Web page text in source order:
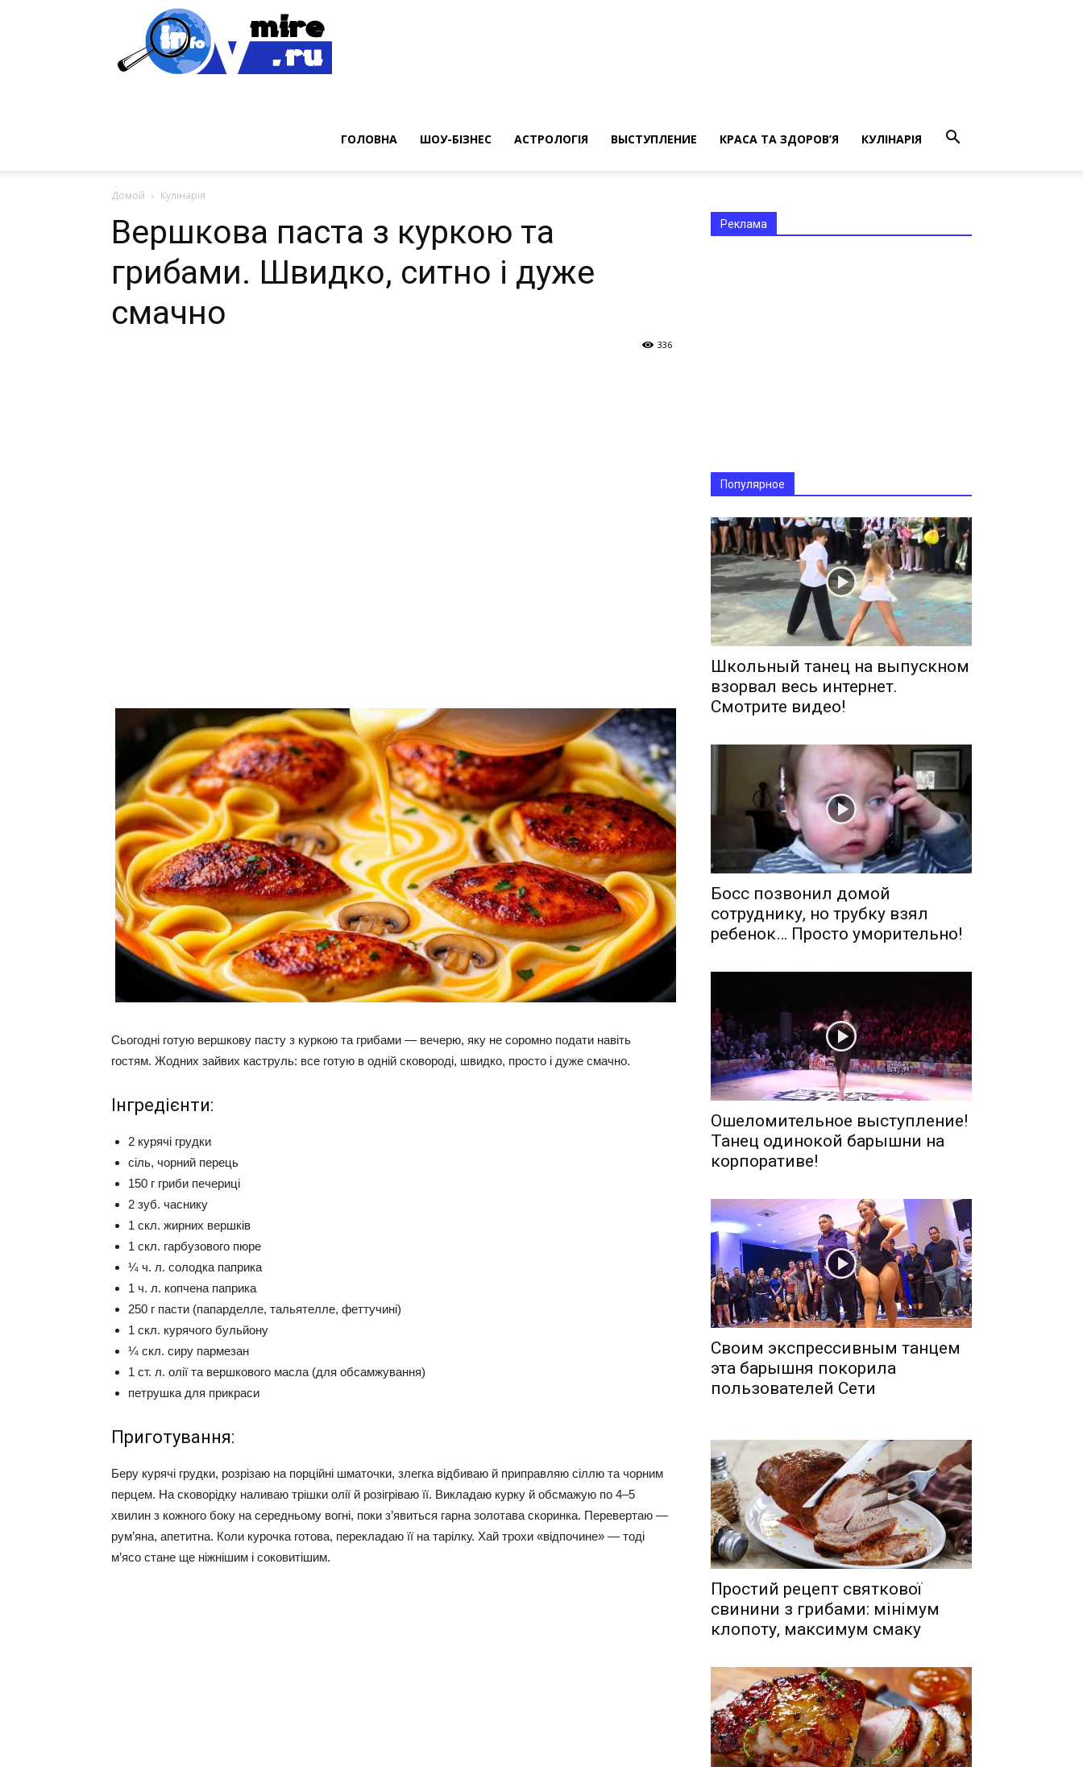
ГОЛОВНА ШОУ-БІЗНЕС АСТРОЛОГІЯ ВЫСТУПЛЕНИЕ КРАСА ТА ЗДОРОВ’Я КУЛІНАРІЯ
Домой Кулінарія
Вершкова паста з куркою та
грибами. Швидко, ситно і дуже
смачно
336
Сьогодні готую вершкову пасту з куркою та грибами — вечерю, яку не соромно подати навіть
гостям. Жодних зайвих каструль: все готую в одній сковороді, швидко, просто і дуже смачно.
Інгредієнти:
2 курячі грудки
сіль, чорний перець
150 г гриби печериці
2 зуб. часнику
1 скл. жирних вершків
1 скл. гарбузового пюре
¼ ч. л. солодка паприка
1 ч. л. копчена паприка
250 г пасти (папарделле, тальятелле, феттучині)
1 скл. курячого бульйону
¼ скл. сиру пармезан
1 ст. л. олії та вершкового масла (для обсамжування)
петрушка для прикраси
Приготування:
Беру курячі грудки, розрізаю на порційні шматочки, злегка відбиваю й приправляю сіллю та чорним
перцем. На сковорідку наливаю трішки олії й розігріваю її. Викладаю курку й обсмажую по 4–5
хвилин з кожного боку на середньому вогні, поки з’явиться гарна золотава скоринка. Перевертаю —
рум’яна, апетитна. Коли курочка готова, перекладаю її на тарілку. Хай трохи «відпочине» — тоді
м’ясо стане ще ніжнішим і соковитішим.
Реклама
Популярное
Школьный танец на выпускном
взорвал весь интернет.
Смотрите видео!
Босс позвонил домой
сотруднику, но трубку взял
ребенок… Просто уморительно!
Ошеломительное выступление!
Танец одинокой барышни на
корпоративе!
Своим экспрессивным танцем
эта барышня покорила
пользователей Сети
Простий рецепт святкової
свинини з грибами: мінімум
клопоту, максимум смаку